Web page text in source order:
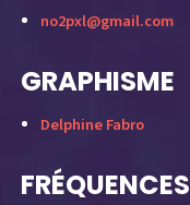
no2pxl@gmail.com
GRAPHISME
Delphine Fabro
FRÉQUENCES